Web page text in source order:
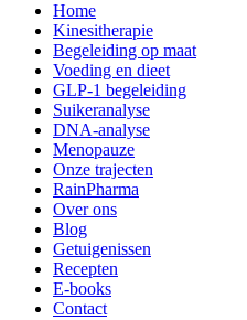
Home
Kinesitherapie
Begeleiding op maat
Voeding en dieet
GLP-1 begeleiding
Suikeranalyse
DNA-analyse
Menopauze
Onze trajecten
RainPharma
Over ons
Blog
Getuigenissen
Recepten
E-books
Contact